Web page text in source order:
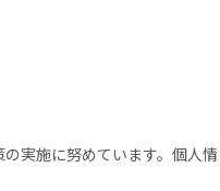
実施に努めています。個人情